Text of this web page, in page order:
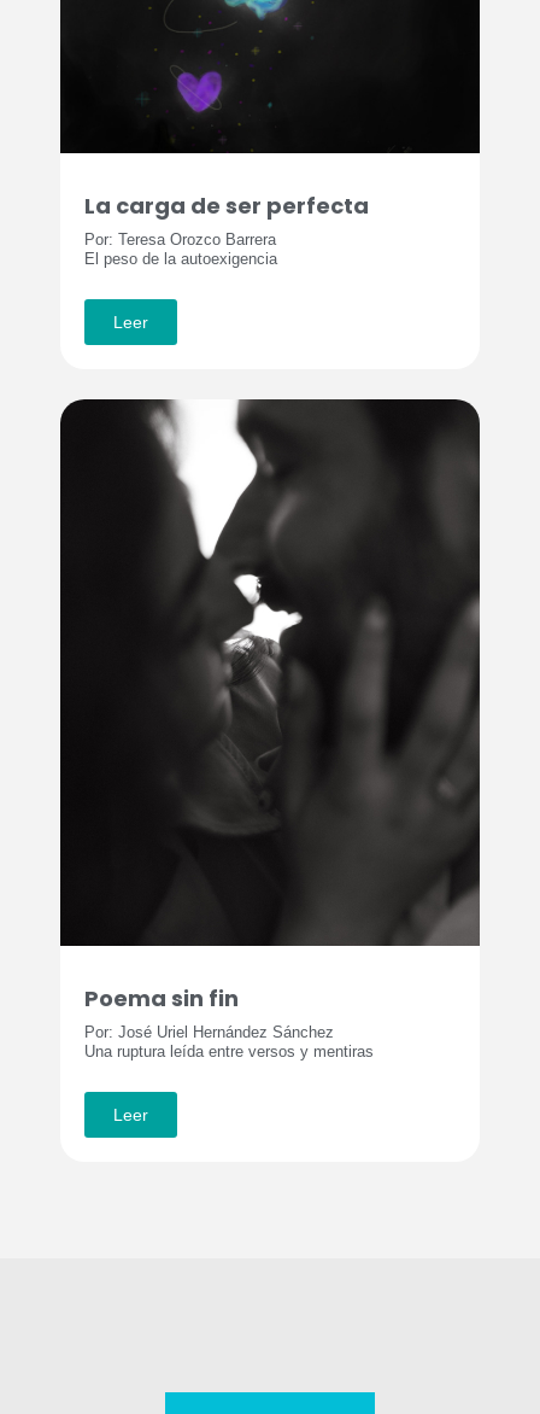
La carga de ser perfecta
Por: Teresa Orozco Barrera
El peso de la autoexigencia
Leer
Poema sin fin
Por: José Uriel Hernández Sánchez
Una ruptura leída entre versos y mentiras
Leer